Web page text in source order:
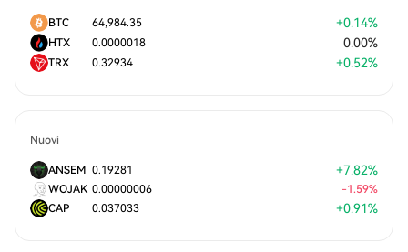
BTC 64,984.35 +0.14%
HTX 0.0000018 0.00%
TRX 0.32934 +0.52%
Nuovi
ANSEM 0.19281 +7.82%
WOJAK 0.00000006 -1.59%
CAP
0.037033 +0.91%